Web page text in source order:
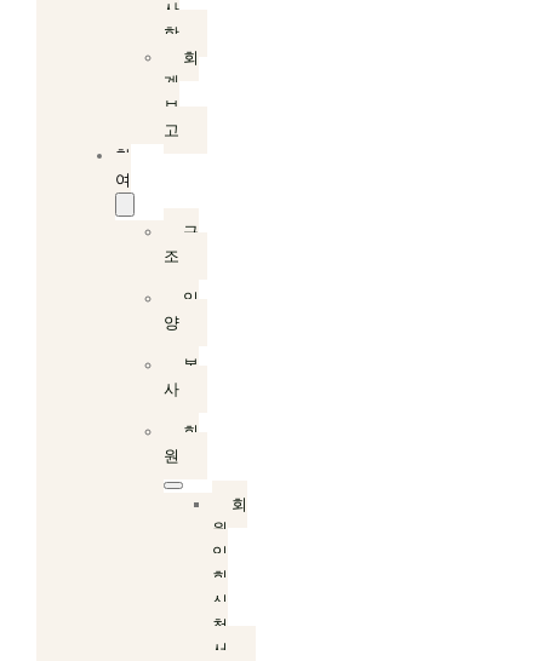
사
항
회
계
보
고
참
여
구
조
입
양
봉
사
회
원
회
원
입
회
신
청
서